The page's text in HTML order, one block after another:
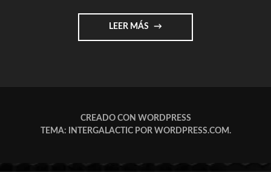
LEER MÁS "CULTURA,
CORRUPCIÓN
CREADO CON WORDPRESS
TEMA: INTERGALACTIC POR WORDPRESS.COM.